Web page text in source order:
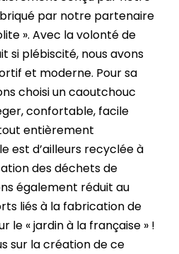
par notre partenaire
». Avec la volonté de
si plébiscité, nous avons
et moderne. Pour sa
choisi un caoutchouc
confortable, facile
entièrement
est d’ailleurs recyclée à
des déchets de
également réduit au
liés à la fabrication de
le « jardin à la française » !
sur la création de ce